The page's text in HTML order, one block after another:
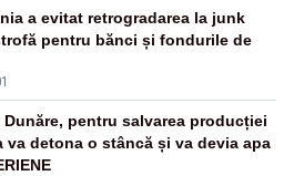
a evitat retrogradarea la junk
pentru bănci și fondurile de
pentru salvarea producției
va detona o stâncă și va devia apa